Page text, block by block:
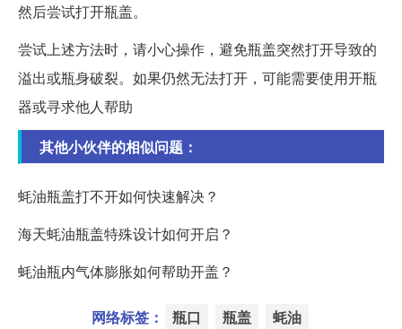
然后尝试打开瓶盖。
尝试上述方法时，请小心操作，避免瓶盖突然打开导致的
溢出或瓶身破裂。如果仍然无法打开，可能需要使用开瓶
器或寻求他人帮助
其他小伙伴的相似问题：
蚝油瓶盖打不开如何快速解决？
海天蚝油瓶盖特殊设计如何开启？
蚝油瓶内气体膨胀如何帮助开盖？
网络标签： 瓶口 瓶盖 蚝油